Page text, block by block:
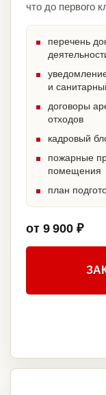
что до первого
перечень
и
договоры
отходов
кадровый
пожарные
помещения
план
от 9 900 ₽